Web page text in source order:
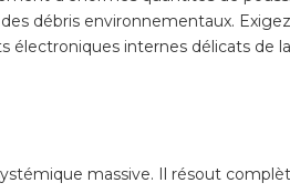
débris environnementaux.
internes délicats de
massive. Il résout